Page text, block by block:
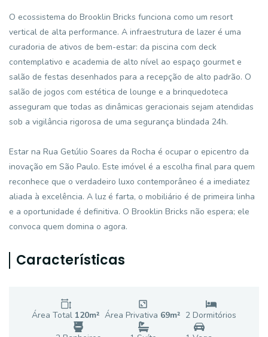
O ecossistema do Brooklin Bricks funciona como um resort
vertical de alta performance. A infraestrutura de lazer é uma
curadoria de ativos de bem-estar: da piscina com deck
contemplativo e academia de alto nível ao espaço gourmet e
salão de festas desenhados para a recepção de alto padrão. O
salão de jogos com estética de lounge e a brinquedoteca
asseguram que todas as dinâmicas geracionais sejam atendidas
sob a vigilância rigorosa de uma segurança blindada 24h.
Estar na Rua Getúlio Soares da Rocha é ocupar o epicentro da
inovação em São Paulo. Este imóvel é a escolha final para quem
reconhece que o verdadeiro luxo contemporâneo é a imediatez
aliada à excelência. A luz é farta, o mobiliário é de primeira linha
e a oportunidade é definitiva. O Brooklin Bricks não espera; ele
convoca quem domina o agora.
Características
Área Total 120m² Área Privativa 69m² 2 Dormitórios